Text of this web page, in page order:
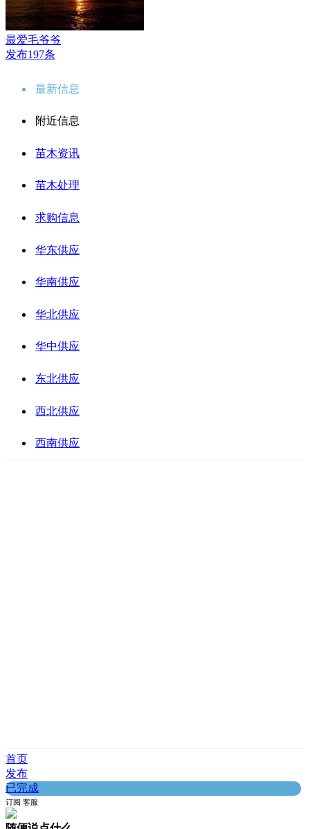
最爱毛爷爷
发布197条
最新信息
附近信息
苗木资讯
苗木处理
求购信息
华东供应
华南供应
华北供应
华中供应
东北供应
西北供应
西南供应
首页
发布
已完成
订阅 客服